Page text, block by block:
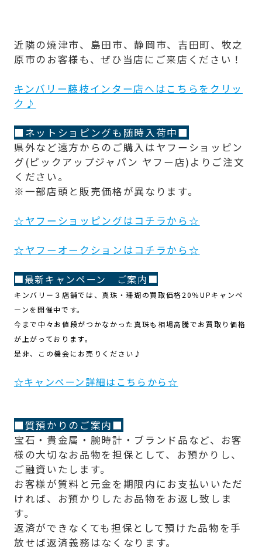
近隣の焼津市、島田市、静岡市、吉田町、牧之
原市のお客様も、ぜひ当店にご来店ください！
キンバリー藤枝インター店へはこちらをクリッ
ク♪
■ネットショピングも随時入荷中■
県外など遠方からのご購入はヤフーショッピン
グ(ピックアップジャパン ヤフー店)よりご注文
ください。
※一部店頭と販売価格が異なります。
☆ヤフーショッピングはコチラから☆
☆ヤフーオークションはコチラから☆
■最新キャンペーン ご案内■
キンバリー３店舗では、真珠・珊瑚の買取価格20％UPキャンペ
ーンを開催中です。
今まで中々お値段がつかなかった真珠も相場高騰でお買取り価格
が上がっております。
是非、この機会にお売りください♪
☆キャンペーン詳細はこちらから☆
■質預かりのご案内■
宝石・貴金属・腕時計・ブランド品など、お客
様の大切なお品物を担保として、お預かりし、
ご融資いたします。
お客様が質料と元金を期限内にお支払いいただ
ければ、お預かりしたお品物をお返し致しま
す。
返済ができなくても担保として預けた品物を手
放せば返済義務はなくなります。